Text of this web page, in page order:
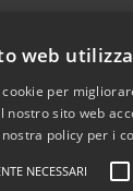
web
per
nostro sito web
policy per i
NECESSARI